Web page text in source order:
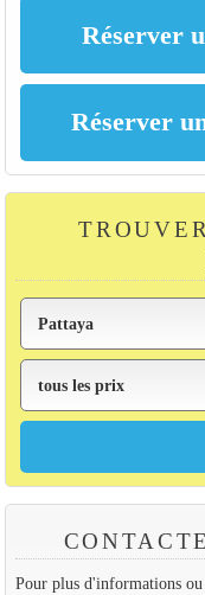
Pour plus d'informations ou